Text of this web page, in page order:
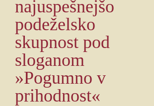
najuspešnejšo
podeželsko
skupnost pod
sloganom
»Pogumno v
prihodnost«